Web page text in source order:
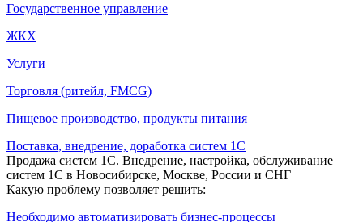
Государственное управление
ЖКХ
Услуги
Торговля (ритейл, FMCG)
Пищевое производство, продукты питания
Поставка, внедрение, доработка систем 1С
Продажа систем 1С. Внедрение, настройка, обслуживание
систем 1С в Новосибирске, Москве, России и СНГ
Какую проблему позволяет решить:
Необходимо автоматизировать бизнес-процессы